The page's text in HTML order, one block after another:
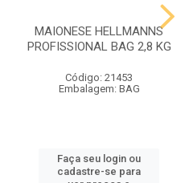
MAIONESE HELLMANNS
PROFISSIONAL BAG 2,8 KG
Código: 21453
Embalagem: BAG
Faça seu login ou
cadastre-se para